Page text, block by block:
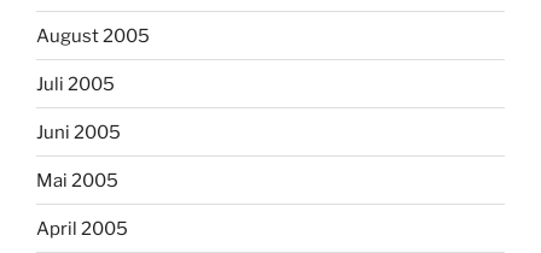
August 2005
Juli 2005
Juni 2005
Mai 2005
April 2005